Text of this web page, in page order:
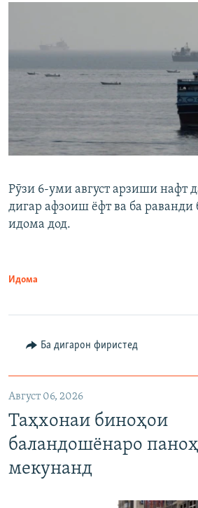
Рӯзи 6-уми август арзиши нафт
дигар афзоиш ёфт ва ба раванди
идома дод.
Идома
Ба дигарон фиристед
Август 06, 2026
Таҳхонаи биноҳои
баландошёнаро
мекунанд